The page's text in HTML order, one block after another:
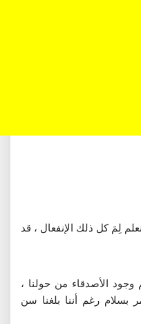
لِمَ كل ذلك الإنفعال ، قد
وجود الأصدقاء من حولنا ،
بسلام رغم أننا بلغنا سن